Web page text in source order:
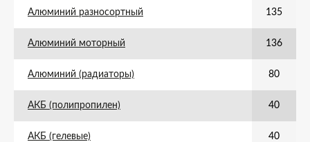
Алюминий разносортный 135
Алюминий моторный 136
Алюминий (радиаторы) 80
АКБ (полипропилен) 40
АКБ (гелевые) 40